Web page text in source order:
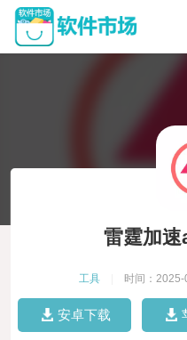
雷霆加
工具 时间：2025-
安卓下载